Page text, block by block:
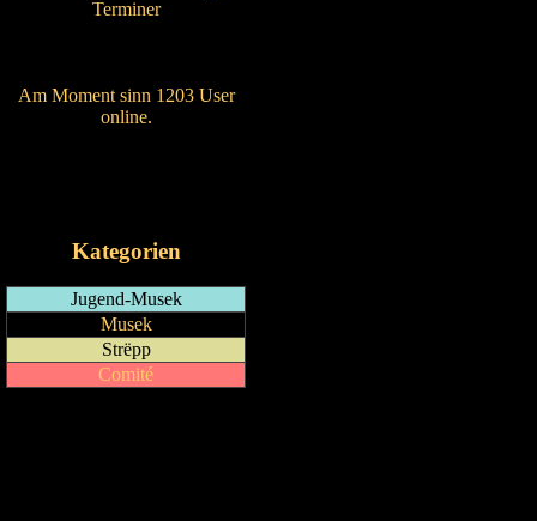
Terminer
Am Moment sinn 1203 User
online.
Kategorien
Jugend-Musek
Musek
Strëpp
Comité